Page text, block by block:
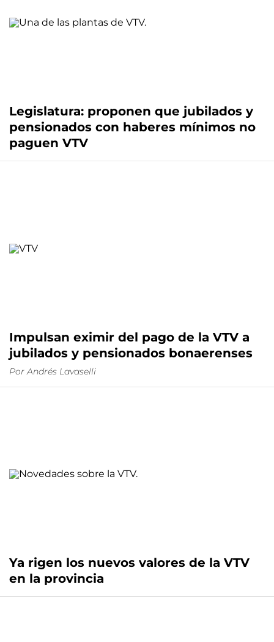
Legislatura: proponen que jubilados y
pensionados con haberes mínimos no
paguen VTV
Impulsan eximir del pago de la VTV a
jubilados y pensionados bonaerenses
Por Andrés Lavaselli
Ya rigen los nuevos valores de la VTV
en la provincia